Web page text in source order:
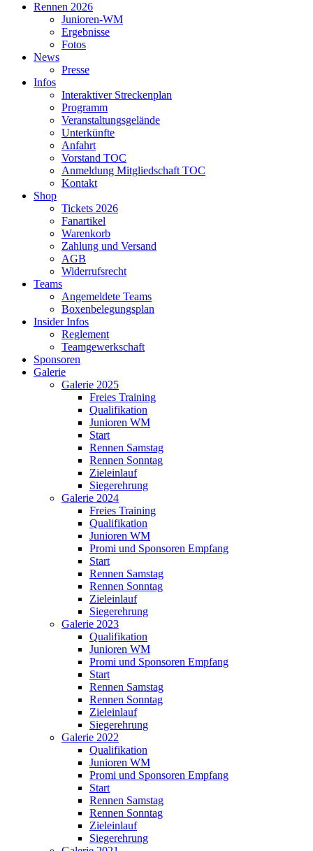
Rennen 2026
Junioren-WM
Ergebnisse
Fotos
News
Presse
Infos
Interaktiver Streckenplan
Programm
Veranstaltungsgelände
Unterkünfte
Anfahrt
Vorstand TOC
Anmeldung Mitgliedschaft TOC
Kontakt
Shop
Tickets 2026
Fanartikel
Warenkorb
Zahlung und Versand
AGB
Widerrufsrecht
Teams
Angemeldete Teams
Boxenbelegungsplan
Insider Infos
Reglement
Teamgewerkschaft
Sponsoren
Galerie
Galerie 2025
Freies Training
Qualifikation
Junioren WM
Start
Rennen Samstag
Rennen Sonntag
Zieleinlauf
Siegerehrung
Galerie 2024
Freies Training
Qualifikation
Junioren WM
Promi und Sponsoren Empfang
Start
Rennen Samstag
Rennen Sonntag
Zieleinlauf
Siegerehrung
Galerie 2023
Qualifikation
Junioren WM
Promi und Sponsoren Empfang
Start
Rennen Samstag
Rennen Sonntag
Zieleinlauf
Siegerehrung
Galerie 2022
Qualifikation
Junioren WM
Promi und Sponsoren Empfang
Start
Rennen Samstag
Rennen Sonntag
Zieleinlauf
Siegerehrung